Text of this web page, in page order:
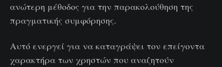
ανώτερη μέθοδος για την παρακολούθηση της
πραγματικής συμφόρησης.
Αυτό ενεργεί για να καταγράψει τον επείγοντα
χαρακτήρα των χρηστών που αναζητούν